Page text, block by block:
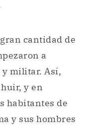
cantidad de
a
militar. Así,
y en
habitantes de
y sus hombres